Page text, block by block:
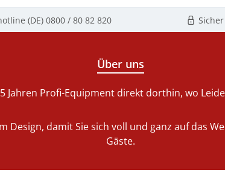
(DE) 0800 / 80 82 820
Über uns
Jahren Profi-Equipment direkt dorthin, wo
Design, damit Sie sich voll und ganz auf das
Gäste.